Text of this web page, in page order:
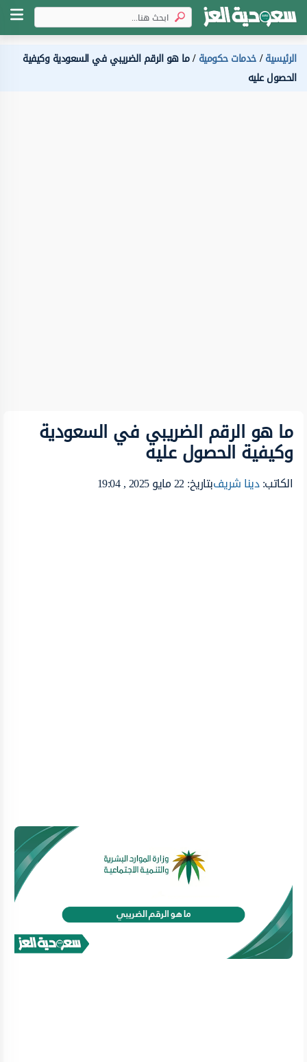
الرئيسية خدمات حكومية ما هو الرقم الضريبي في السعودية وكيفية
الحصول عليه
ما هو الرقم الضريبي في السعودية
وكيفية الحصول عليه
الكاتب:دينا شريفبتاريخ: 22 مايو 2025 , 19:04